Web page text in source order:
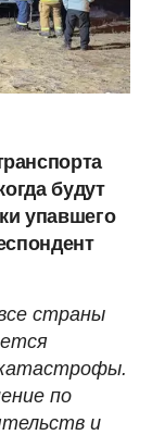
будут
упавшего
страны
по
и